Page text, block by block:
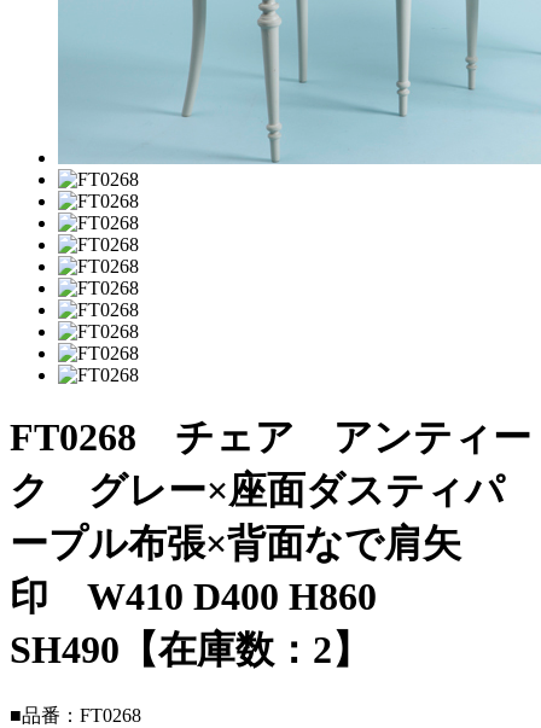
FT0268 チェア アンティー
ク グレー×座面ダスティパ
ープル布張×背面なで肩矢
印 W410 D400 H860
SH490【在庫数：2】
■品番：FT0268